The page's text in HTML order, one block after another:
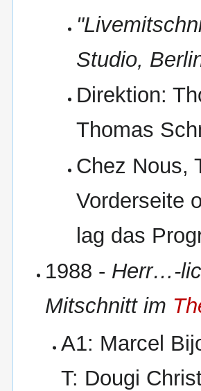
Studio,
Direktion:
Thomas
Chez Nous,
Vorderseite
lag das
1988 - Herr…-
Mitschnitt im
A1: Marcel
T: Dougi